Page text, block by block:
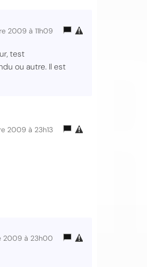
2009 à 11h09
test
ou autre. Il est
2009 à 23h13
2009 à 23h00